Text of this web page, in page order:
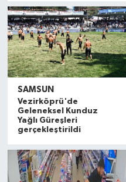
SAMSUN
Vezirköprü'de
Geleneksel Kunduz
Yağlı Güreşleri
gerçekleştirildi